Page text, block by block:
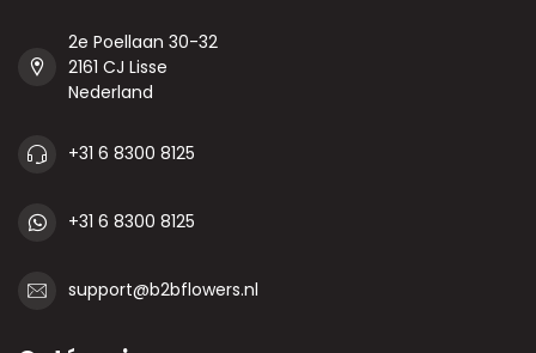
2e Poellaan 30-32
2161 CJ Lisse
Nederland
+31 6 8300 8125
+31 6 8300 8125
support@b2bflowers.nl